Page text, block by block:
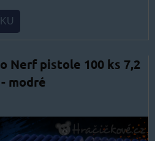
Nerf pistole 100 ks 7,2
modré